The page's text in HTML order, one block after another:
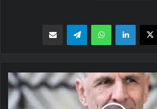
X لینکدین واتس اپ